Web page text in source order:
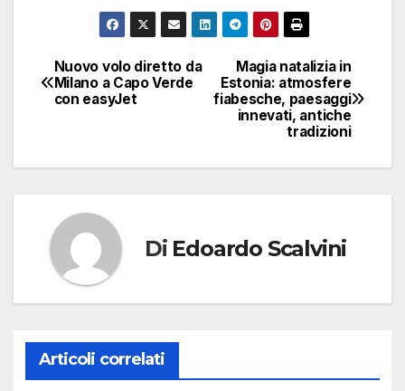
Navigazione
articoli
Magia natalizia in
Estonia: atmosfere
fiabesche, paesaggi
innevati, antiche
tradizioni
Nuovo volo diretto da
Milano a Capo Verde
con easyJet
Di Edoardo Scalvini
Articoli correlati